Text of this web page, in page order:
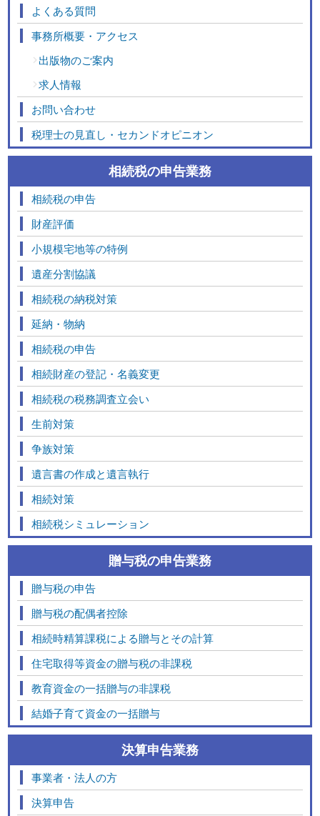
よくある質問
事務所概要・アクセス
出版物のご案内
求人情報
お問い合わせ
税理士の見直し・セカンドオピニオン
相続税の申告業務
相続税の申告
財産評価
小規模宅地等の特例
遺産分割協議
相続税の納税対策
延納・物納
相続税の申告
相続財産の登記・名義変更
相続税の税務調査立会い
生前対策
争族対策
遺言書の作成と遺言執行
相続対策
相続税シミュレーション
贈与税の申告業務
贈与税の申告
贈与税の配偶者控除
相続時精算課税による贈与とその計算
住宅取得等資金の贈与税の非課税
教育資金の一括贈与の非課税
結婚子育て資金の一括贈与
決算申告業務
事業者・法人の方
決算申告